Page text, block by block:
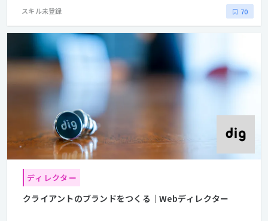
スキル未登録 70
ディレクター
クライアントのブランドをつくる｜Webディレクター